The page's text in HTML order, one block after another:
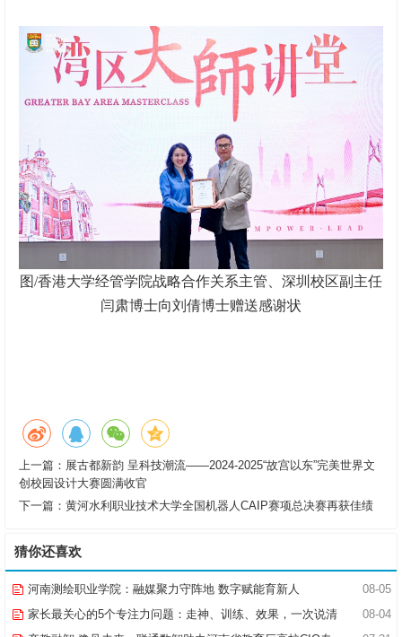
图/香港大学经管学院战略合作关系主管、深圳校区副主任
闫肃博士向刘倩博士赠送感谢状
上一篇： 展古都新韵 呈科技潮流——2024-2025“故宫以东”完美世界文
创校园设计大赛圆满收官
下一篇： 黄河水利职业技术大学全国机器人CAIP赛项总决赛再获佳绩
猜你还喜欢
08-05
河南测绘职业学院：融媒聚力守阵地 数字赋能育新人
08-04
家长最关心的5个专注力问题：走神、训练、效果，一次说清